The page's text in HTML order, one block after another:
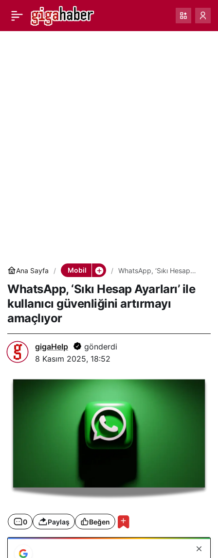
Ana Sayfa Mobil
WhatsApp, ‘Sıkı Hesap
güvenliğini artırmayı
amaçlıyor
WhatsApp, ‘Sıkı Hesap Ayarları’ ile
kullanıcı güvenliğini artırmayı
amaçlıyor
gigaHelp
gönderdi
8 Kasım 2025, 18:52
0 Paylaş Beğen
Google Play Store, dijital Paylaş